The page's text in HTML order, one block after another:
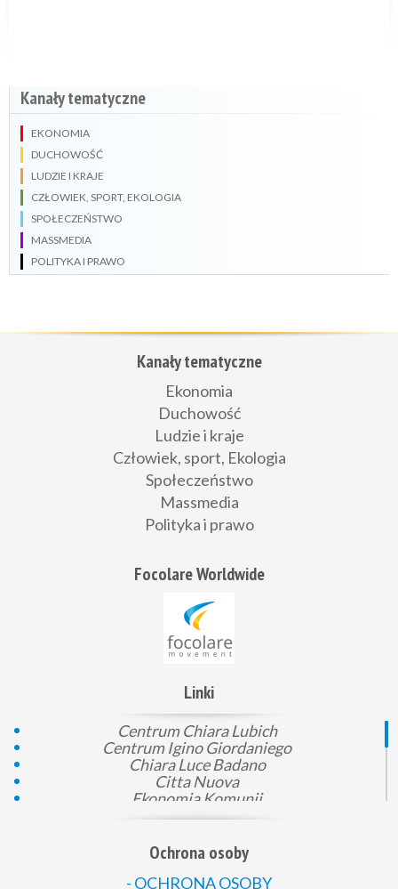
Kanały tematyczne
EKONOMIA
DUCHOWOŚĆ
LUDZIE I KRAJE
CZŁOWIEK, SPORT, EKOLOGIA
SPOŁECZEŃSTWO
MASSMEDIA
POLITYKA I PRAWO
Kanały tematyczne
Ekonomia
Duchowość
Ludzie i kraje
Człowiek, sport, Ekologia
Społeczeństwo
Massmedia
Polityka i prawo
Focolare Worldwide
Linki
Centrum Chiara Lubich
Centrum Igino Giordaniego
Chiara Luce Badano
Citta Nuova
Ekonomia Komunii
Gen 4
Komunia i prawo
Loppiano
Mali pomocnicy Boga
Ochrona osoby
- OCHRONA OSOBY